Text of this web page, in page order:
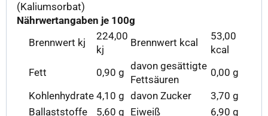
(Kaliumsorbat)
Nährwertangaben je 100g
Brennwert kj
224,00
kj
Brennwert kcal
53,00
kcal
Fett
0,90 g
davon gesättigte
Fettsäuren
0,00 g
Kohlenhydrate 4,10 g davon Zucker
3,70 g
Ballaststoffe
5,60 g Eiweiß
6,90 g